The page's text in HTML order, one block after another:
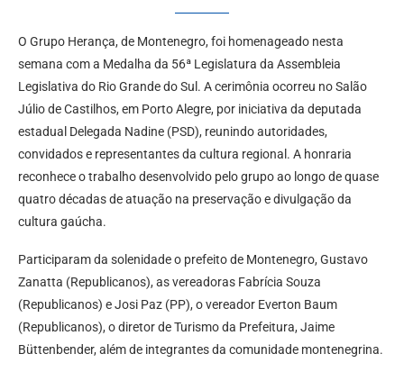
O Grupo Herança, de Montenegro, foi homenageado nesta
semana com a Medalha da 56ª Legislatura da Assembleia
Legislativa do Rio Grande do Sul. A cerimônia ocorreu no Salão
Júlio de Castilhos, em Porto Alegre, por iniciativa da deputada
estadual Delegada Nadine (PSD), reunindo autoridades,
convidados e representantes da cultura regional. A honraria
reconhece o trabalho desenvolvido pelo grupo ao longo de quase
quatro décadas de atuação na preservação e divulgação da
cultura gaúcha.
Participaram da solenidade o prefeito de Montenegro, Gustavo
Zanatta (Republicanos), as vereadoras Fabrícia Souza
(Republicanos) e Josi Paz (PP), o vereador Everton Baum
(Republicanos), o diretor de Turismo da Prefeitura, Jaime
Büttenbender, além de integrantes da comunidade montenegrina.